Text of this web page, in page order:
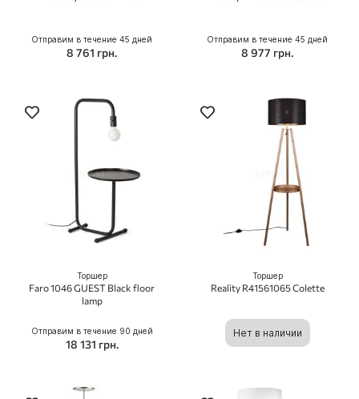
Отправим в течение 45 дней
8 761 грн.
Отправим в течение 45 дней
8 977 грн.
Торшер
Faro 1046 GUEST Black floor
lamp
Отправим в течение 90 дней
18 131 грн.
Торшер
Reality R41561065 Colette
Нет в наличии